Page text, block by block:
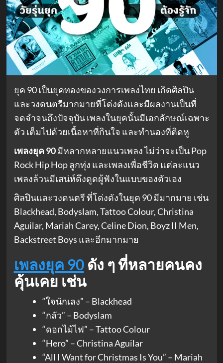
ยุค 90 เป็นยุคทองของวงการเพลงไทย เกิดศิลปิน
และวงดนตรีมากมายที่โด่งดังและมีผลงานเป็นที่
จดจำจนถึงปัจจุบัน เพลงในยุคนั้นมีเอกลักษณ์เฉพาะ
ตัว เต็มไปด้วยเนื้อหาที่กินใจ และทำนองที่ติดหู
เพลงยุค 90มีหลากหลายแนวเพลง ไม่ว่าจะเป็น Pop
Rock Hip Hop ลูกทุ่ง และเพลงเพื่อชีวิต แต่ละแนว
เพลงล้วนมีเสน่ห์ดึงดูดผู้ฟังในแบบของตัวเอง
ศิลปินและวงดนตรี ที่โด่งดังในยุค 90 มีมากมาย เช่น
Blackhead, Bodyslam, Tattoo Colour, Christina
Aguilar, Mariah Carey, Celine Dion, Boyz II Men,
Backstreet Boys และอีกมากมาย
เพลงยุค 90ดัง ๆ ที่หลายคนคง
คุ้นเคย เช่น
“ใจนักเลง” – Blackhead
“กลัว” – Bodyslam
“ดอกไม้ไฟ” – Tattoo Colour
“Hero” – Christina Aguilar
“All I Want for Christmas Is You” – Mariah